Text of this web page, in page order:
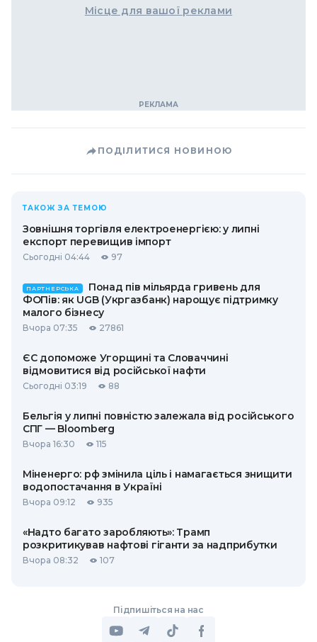
Місце для вашої реклами
ПОДІЛИТИСЯ НОВИНОЮ
ТАКОЖ ЗА ТЕМОЮ
Зовнішня торгівля електроенергією: у липні
експорт перевищив імпорт
Сьогодні 04:44 97
ПАРТНЕРСЬКА
Понад пів мільярда гривень для
ФОПів: як UGB (Укргазбанк) нарощує підтримку
малого бізнесу
Вчора 07:35 27861
ЄС допоможе Угорщині та Словаччині
відмовитися від російської нафти
Сьогодні 03:19 88
Бельгія у липні повністю залежала від російського
СПГ — Bloomberg
Вчора 16:30 115
Міненерго: рф змінила ціль і намагається знищити
водопостачання в Україні
Вчора 09:12 935
«Надто багато заробляють»: Трамп
розкритикував нафтові гіганти за надприбутки
Вчора 08:32 107
Підпишіться на нас